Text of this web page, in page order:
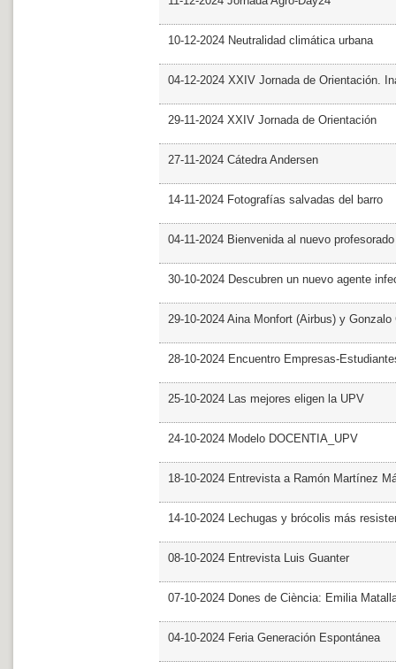
10-12-2024 Neutralidad climática urbana
04-12-2024 XXIV Jornada de Orientación.
29-11-2024 XXIV Jornada de Orientación
27-11-2024 Cátedra Andersen
14-11-2024 Fotografías salvadas del barro
04-11-2024 Bienvenida al nuevo profesorado
30-10-2024 Descubren un nuevo agente
29-10-2024 Aina Monfort (Airbus) y
28-10-2024 Encuentro Empresas-
25-10-2024 Las mejores eligen la UPV
24-10-2024 Modelo DOCENTIA_UPV
18-10-2024 Entrevista a Ramón Martínez
14-10-2024 Lechugas y brócolis más
08-10-2024 Entrevista Luis Guanter
07-10-2024 Dones de Ciència: Emilia
04-10-2024 Feria Generación Espontánea